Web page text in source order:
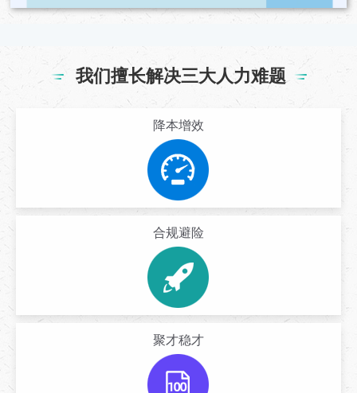
我们擅长解决三大人力难题
降本增效
合规避险
聚才稳才